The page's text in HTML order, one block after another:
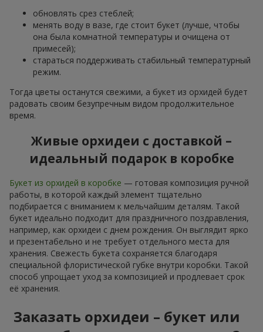
обновлять срез стеблей;
менять воду в вазе, где стоит букет (лучше, чтобы
она была комнатной температуры и очищена от
примесей);
стараться поддерживать стабильный температурный
режим.
Тогда цветы останутся свежими, а букет из орхидей будет
радовать своим безупречным видом продолжительное
время.
Живые орхидеи с доставкой –
идеальный подарок в коробке
Букет из орхидей в коробке — готовая композиция ручной
работы, в которой каждый элемент тщательно
подбирается с вниманием к мельчайшим деталям. Такой
букет идеально подходит для праздничного поздравления,
например, как орхидеи с днем рождения. Он выглядит ярко
и презентабельно и не требует отдельного места для
хранения. Свежесть букета сохраняется благодаря
специальной флористической губке внутри коробки. Такой
способ упрощает уход за композицией и продлевает срок
её хранения.
Заказать орхидеи – букет или